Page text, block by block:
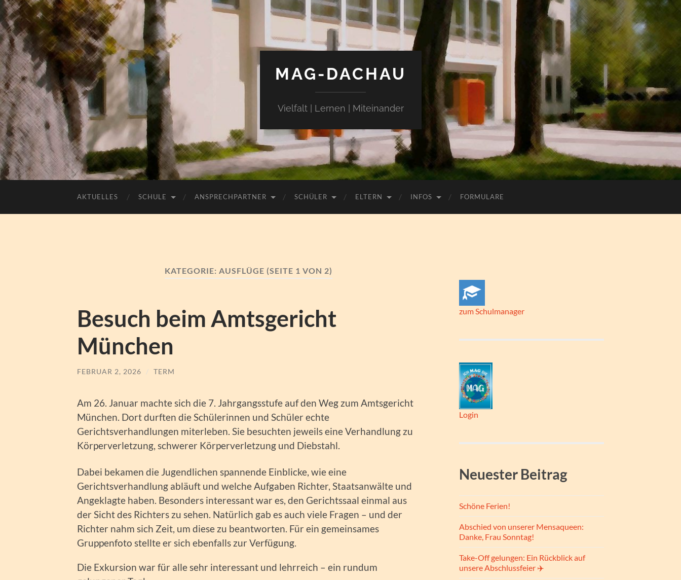
MAG-DACHAU
Vielfalt | Lernen | Miteinander
AKTUELLES SCHULE ANSPRECHPARTNER SCHÜLER ELTERN INFOS FORMULARE
KATEGORIE: AUSFLÜGE (SEITE 1 VON 2)
Besuch beim Amtsgericht
München
FEBRUAR 2, 2026 / TERM
Am 26. Januar machte sich die 7. Jahrgangsstufe auf den Weg zum Amtsgericht
München. Dort durften die Schülerinnen und Schüler echte
Gerichtsverhandlungen miterleben. Sie besuchten jeweils eine Verhandlung zu
Körperverletzung, schwerer Körperverletzung und Diebstahl.
Dabei bekamen die Jugendlichen spannende Einblicke, wie eine
Gerichtsverhandlung abläuft und welche Aufgaben Richter, Staatsanwälte und
Angeklagte haben. Besonders interessant war es, den Gerichtssaal einmal aus
der Sicht des Richters zu sehen. Natürlich gab es auch viele Fragen – und der
Richter nahm sich Zeit, um diese zu beantworten. Für ein gemeinsames
Gruppenfoto stellte er sich ebenfalls zur Verfügung.
Die Exkursion war für alle sehr interessant und lehrreich – ein rundum
zum Schulmanager
Login
Neuester Beitrag
Schöne Ferien!
Abschied von unserer Mensaqueen:
Danke, Frau Sonntag!
Take-Off gelungen: Ein Rückblick auf
unsere Abschlussfeier ✈️